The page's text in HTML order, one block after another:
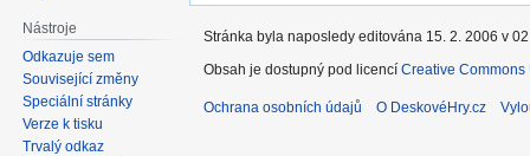
Nástroje
Odkazuje sem
Související změny
Speciální stránky
Verze k tisku
Trvalý odkaz
Stránka byla naposledy editována 15. 2. 2006 v
Obsah je dostupný pod licencí Creative
Ochrana osobních údajů O DeskovéHry.cz